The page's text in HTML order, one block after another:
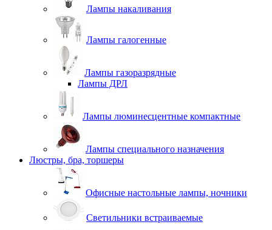
Лампы накаливания
Лампы галогенные
Лампы газоразрядные
Лампы ДРЛ
Лампы люминесцентные компактные
Лампы специального назначения
Люстры, бра, торшеры
Офисные настольные лампы, ночники
Светильники встраиваемые